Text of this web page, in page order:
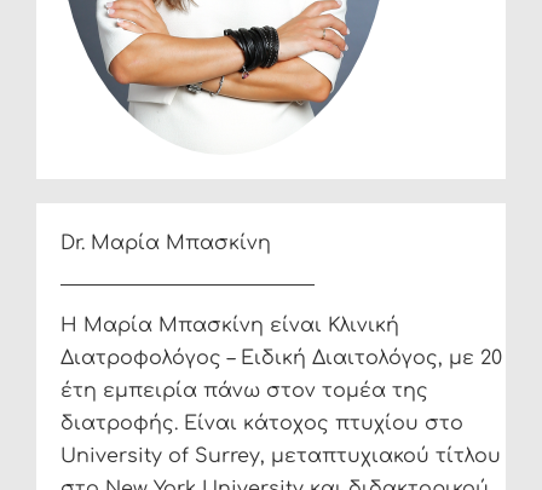
Dr. Μαρία Μπασκίνη
Η Μαρία Μπασκίνη είναι Κλινική
Διατροφολόγος – Ειδική Διαιτολόγος, με 20
έτη εμπειρία πάνω στον τομέα της
διατροφής. Είναι κάτοχος πτυχίου στο
University of Surrey, μεταπτυχιακού τίτλου